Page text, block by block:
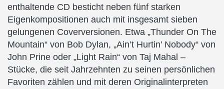
enthaltende CD besticht neben fünf starken
Eigenkompositionen auch mit insgesamt sieben
gelungenen Coverversionen. Etwa „Thunder On The
Mountain“ von Bob Dylan, „Ain’t Hurtin’ Nobody“ von
John Prine oder „Light Rain“ von Taj Mahal –
Stücke, die seit Jahrzehnten zu seinen persönlichen
Favoriten zählen und mit deren Originalinterpreten